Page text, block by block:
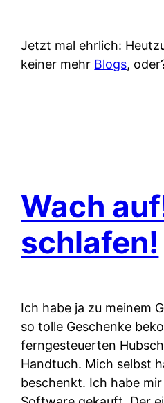
Jetzt mal ehrlich:
keiner mehr Blogs,
Wach
schlafen!
Ich habe ja zu meinem
so tolle Geschenke
ferngesteuerten
Handtuch. Mich selbst
beschenkt. Ich habe